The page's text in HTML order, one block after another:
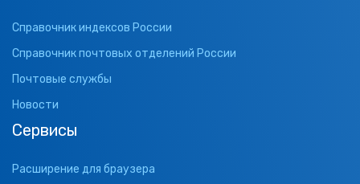
Справочник индексов России
Справочник почтовых отделений России
Почтовые службы
Новости
Сервисы
Расширение для браузера